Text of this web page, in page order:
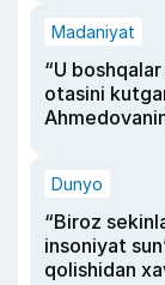
Madaniyat
“U
otasini
Dunyo
“Biroz
insoniyat
qolishidan